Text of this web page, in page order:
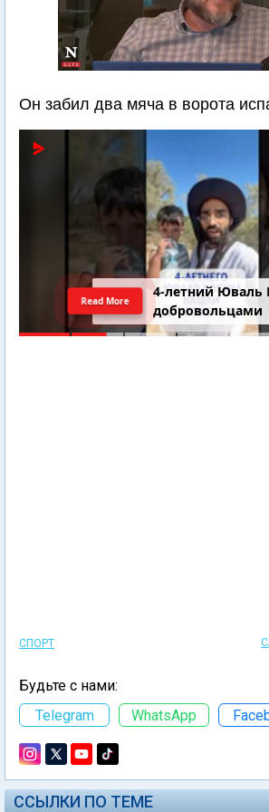
Он забил два мяча в ворота
4-летний Юваль
добровольцами
Read More
СПОРТ
Будьте с нами:
Telegram
WhatsApp
ССЫЛКИ ПО ТЕМЕ